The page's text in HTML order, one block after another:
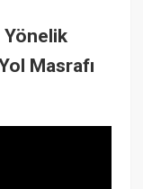
Yönelik
Masrafı